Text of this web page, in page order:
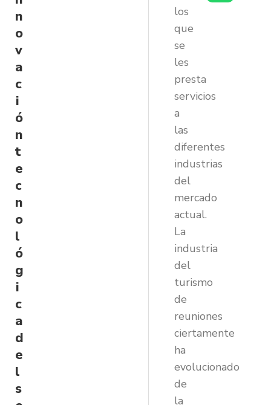
n
o
v
a
c
i
ó
n
t
e
c
n
o
l
ó
g
i
c
a
d
e
l
s
los
que
se
les
presta
servicios
a
las
diferentes
industrias
del
mercado
actual.
La
industria
del
turismo
de
reuniones
ciertamente
ha
evolucionado
de
la